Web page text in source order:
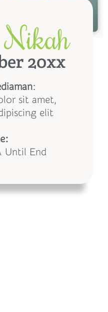
Nikah
20xx
:
sit amet,
elit
Until End